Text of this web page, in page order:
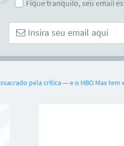
Fique tranquilo, seu email
pela crítica — e o HBO Max